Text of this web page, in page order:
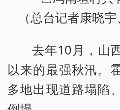
（总台记者康晓
去年10月，山
以来的最强秋汛。
多地出现道路塌陷